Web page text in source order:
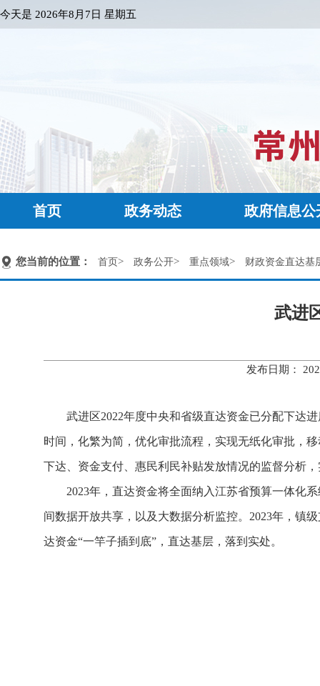
今天是 2026年8月7日 星期五
首页 政务动态 政府信息公
您当前的位置： 首页> 政务公开> 重点领域> 财政资金直达基
武进
发布日期：
武进区2022年度中央和省级直达资金已分配下达
时间，化繁为简，优化审批流程，实现无纸化审批，
下达、资金支付、惠民利民补贴发放情况的监督分析
2023年，直达资金将全面纳入江苏省预算一体化
间数据开放共享，以及大数据分析监控。2023年，镇
达资金“一竿子插到底”，直达基层，落到实处。